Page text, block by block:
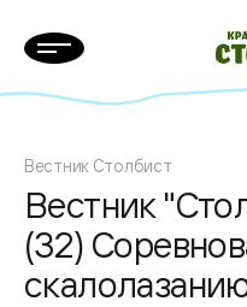
Вестник Столбист
Вестник
(32)